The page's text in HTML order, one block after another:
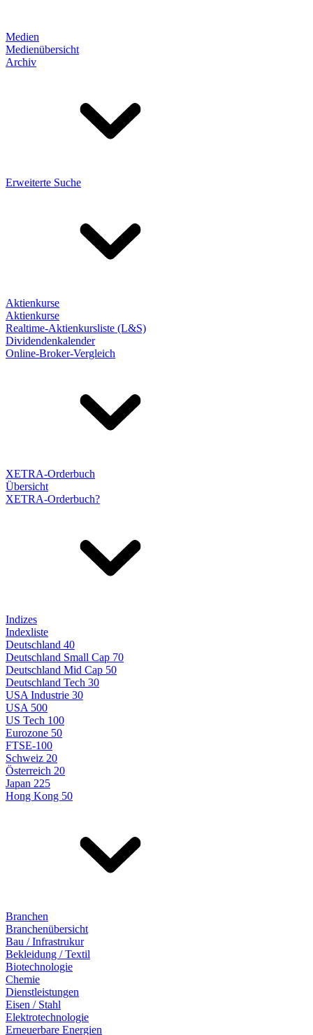
Medien
Medienübersicht
Archiv
Erweiterte Suche
Aktienkurse
Aktienkurse
Realtime-Aktienkursliste (L&S)
Dividendenkalender
Online-Broker-Vergleich
XETRA-Orderbuch
Übersicht
XETRA-Orderbuch?
Indizes
Indexliste
Deutschland 40
Deutschland Small Cap 70
Deutschland Mid Cap 50
Deutschland Tech 30
USA Industrie 30
USA 500
US Tech 100
Eurozone 50
FTSE-100
Schweiz 20
Österreich 20
Japan 225
Hong Kong 50
Branchen
Branchenübersicht
Bau / Infrastrukur
Bekleidung / Textil
Biotechnologie
Chemie
Dienstleistungen
Eisen / Stahl
Elektrotechnologie
Erneuerbare Energien